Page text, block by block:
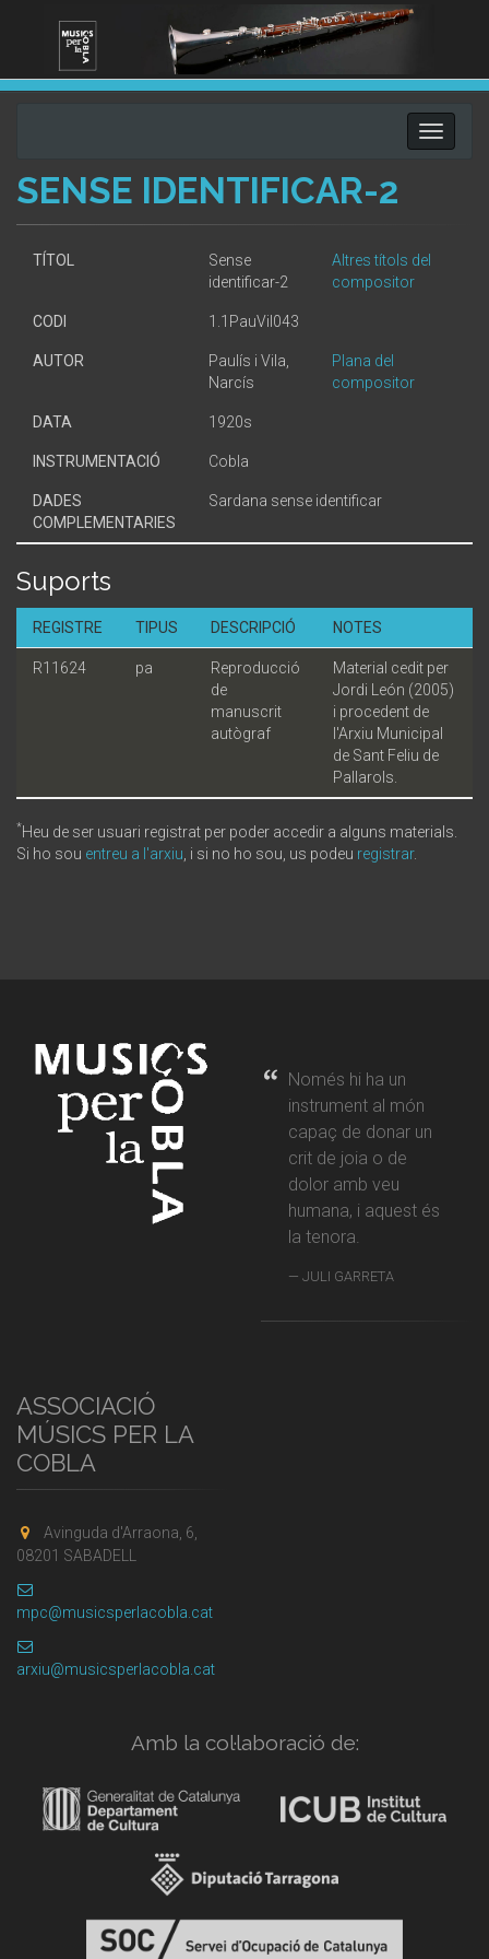
Toggle
SENSE IDENTIFICAR-2
TÍTOL
Sense
identificar-2
Altres títols del
compositor
CODI 1.1PauVil043
AUTOR
Paulís i Vila,
Narcís
Plana del
compositor
DATA 1920s
INSTRUMENTACIÓ Cobla
DADES
COMPLEMENTARIES
Sardana sense identificar
Suports
REGISTRE TIPUS DESCRIPCIÓ NOTES
R11624 pa
Reproducció
de
manuscrit
autògraf
Material cedit per
Jordi León (2005)
i procedent de
l'Arxiu Municipal
de Sant Feliu de
Pallarols.
*Heu de ser usuari registrat per poder accedir a alguns materials.
Si ho sou entreu a l'arxiu , i si no ho sou, us podeu registrar.
Només hi ha un
instrument al món
capaç de donar un
crit de joia o de
dolor amb veu
humana, i aquest és
la tenora.
JULI GARRETA
ASSOCIACIÓ
MÚSICS PER LA
COBLA
Avinguda d'Arraona, 6,
08201 SABADELL
mpc@musicsperlacobla.cat
arxiu@musicsperlacobla.cat
Amb la col·laboració de: